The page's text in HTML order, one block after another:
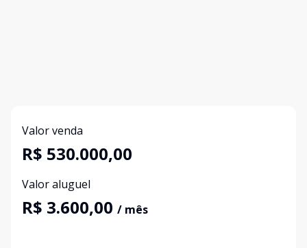
Valor venda
R$ 530.000,00
Valor aluguel
R$ 3.600,00 / mês